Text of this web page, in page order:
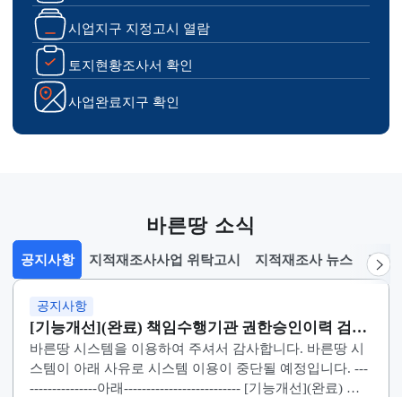
자주찾는 메뉴
주민설명회 확인
사업완료지구 확인
바른땅 소식